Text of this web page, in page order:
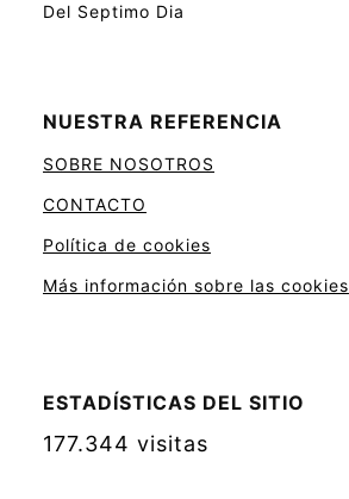
Del Septimo Dia
NUESTRA REFERENCIA
SOBRE NOSOTROS
CONTACTO
Política de cookies
Más información sobre las cookies
ESTADÍSTICAS DEL SITIO
177.344 visitas